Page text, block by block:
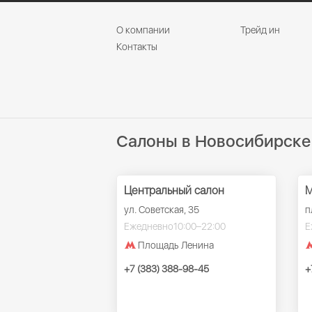
О компании
Трейд ин
Контакты
Салоны в Новосибирске
Центральный салон
ул. Советская, 35
Ежедневно10:00–22:00
Площадь Ленина
+7 (383) 388-98-45